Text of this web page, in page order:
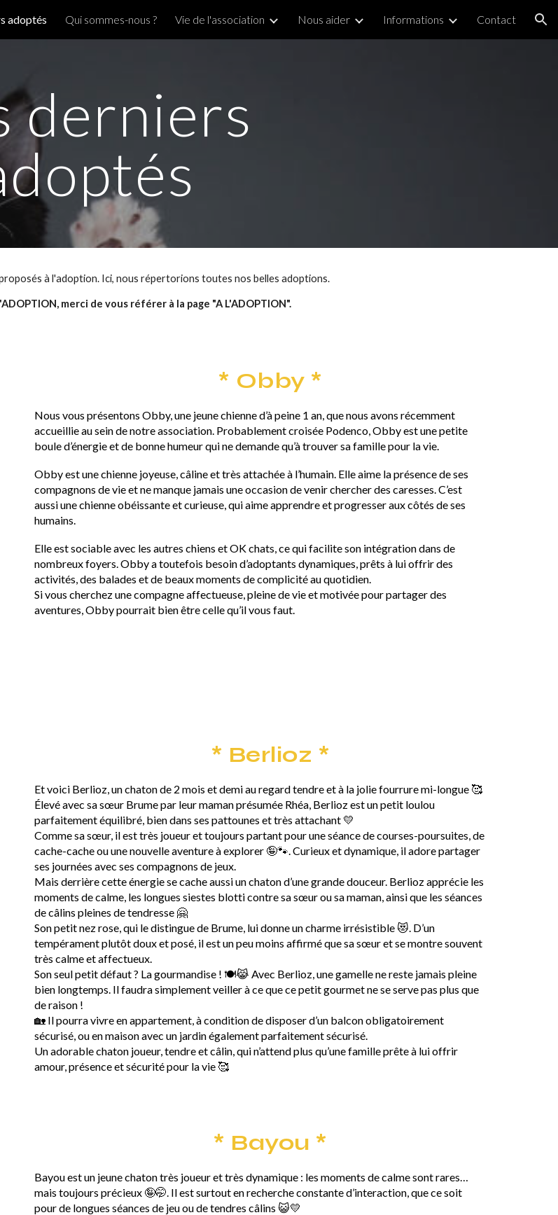
Skip to navigation
adoptés Qui sommes-nous ? Vie de l'association Nous aider Informations Contact
derniers
à l'adoption. Ici, nous répertorions toutes nos belles adoptions.
merci de vous référer à la page "A L'ADOPTION".
* Obby *
Nous vous présentons Obby, une jeune chienne d’à peine 1 an, que nous avons récemment
accueillie au sein de notre association. Probablement croisée Podenco, Obby est une petite
boule d’énergie et de bonne humeur qui ne demande qu’à trouver sa famille pour la vie.
Obby est une chienne joyeuse, câline et très attachée à l’humain. Elle aime la présence de ses
compagnons de vie et ne manque jamais une occasion de venir chercher des caresses. C’est
aussi une chienne obéissante et curieuse, qui aime apprendre et progresser aux côtés de ses
humains.
Elle est sociable avec les autres chiens et OK chats, ce qui facilite son intégration dans de
nombreux foyers. Obby a toutefois besoin d’adoptants dynamiques, prêts à lui offrir des
activités, des balades et de beaux moments de complicité au quotidien.
Si vous cherchez une compagne affectueuse, pleine de vie et motivée pour partager des
aventures, Obby pourrait bien être celle qu’il vous faut.
* Berlioz *
Et voici Berlioz, un chaton de 2 mois et demi au regard tendre et à la jolie fourrure mi-longue 🥰
Élevé avec sa sœur Brume par leur maman présumée Rhéa, Berlioz est un petit loulou
parfaitement équilibré, bien dans ses pattounes et très attachant 💛
Comme sa sœur, il est très joueur et toujours partant pour une séance de courses-poursuites, de
cache-cache ou une nouvelle aventure à explorer 🤪🐾. Curieux et dynamique, il adore partager
ses journées avec ses compagnons de jeux.
Mais derrière cette énergie se cache aussi un chaton d’une grande douceur. Berlioz apprécie les
moments de calme, les longues siestes blotti contre sa sœur ou sa maman, ainsi que les séances
de câlins pleines de tendresse 🤗
Son petit nez rose, qui le distingue de Brume, lui donne un charme irrésistible 😻. D’un
tempérament plutôt doux et posé, il est un peu moins affirmé que sa sœur et se montre souvent
très calme et affectueux.
Son seul petit défaut ? La gourmandise ! 🍽️😹 Avec Berlioz, une gamelle ne reste jamais pleine
bien longtemps. Il faudra simplement veiller à ce que ce petit gourmet ne se serve pas plus que
de raison !
🏡 Il pourra vivre en appartement, à condition de disposer d’un balcon obligatoirement
sécurisé, ou en maison avec un jardin également parfaitement sécurisé.
Un adorable chaton joueur, tendre et câlin, qui n’attend plus qu’une famille prête à lui offrir
amour, présence et sécurité pour la vie 🥰
* Bayou *
Bayou est un jeune chaton très joueur et très dynamique : les moments de calme sont rares…
mais toujours précieux 🤪🤭. Il est surtout en recherche constante d’interaction, que ce soit
pour de longues séances de jeu ou de tendres câlins 😺💛